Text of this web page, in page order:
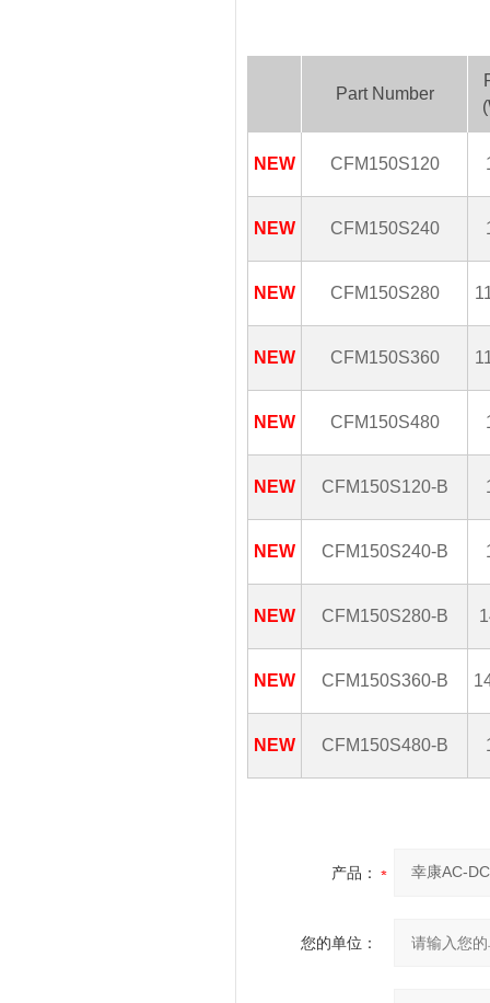
Part Number
NEW CFM150S120
NEW CFM150S240
NEW CFM150S280
NEW CFM150S360
NEW CFM150S480
NEW CFM150S120-B
NEW CFM150S240-B
NEW CFM150S280-B
NEW CFM150S360-B
NEW CFM150S480-B
产品：
您的单位：